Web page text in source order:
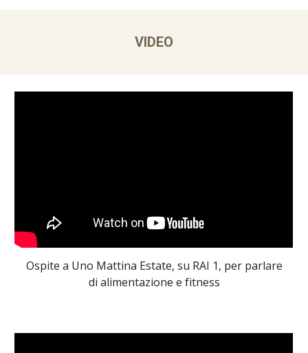
VIDEO
Ospite a Uno Mattina Estate, su RAI 1, per parlare
di alimentazione e fitness